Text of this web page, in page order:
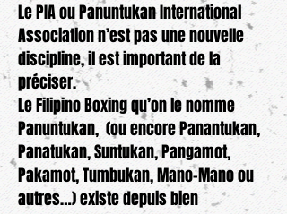
Le PIA ou Panuntukan International
Association n’est pas une nouvelle
discipline, il est important de la
préciser.
Le Filipino Boxing qu’on le nomme
Panuntukan, (ou encore Panantukan,
Panatukan, Suntukan, Pangamot,
Pakamot, Tumbukan, Mano-Mano ou
autres…) existe depuis bien